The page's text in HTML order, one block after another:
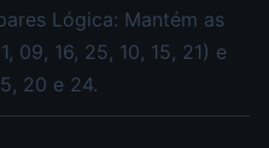
Lógica: Mantém as
09, 16, 25, 10, 15, 21) e
20 e 24.